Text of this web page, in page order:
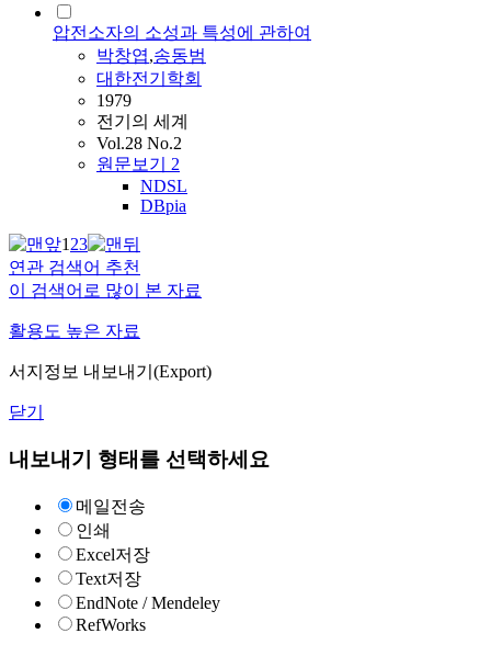
압전소자의 소성과 특성에 관하여
박창엽,송동범
대한전기학회
1979
전기의 세계
Vol.28 No.2
원문보기 2
NDSL
DBpia
123
연관 검색어 추천
이 검색어로 많이 본 자료
활용도 높은 자료
서지정보 내보내기(Export)
닫기
내보내기 형태를 선택하세요
메일전송
인쇄
Excel저장
Text저장
EndNote / Mendeley
RefWorks